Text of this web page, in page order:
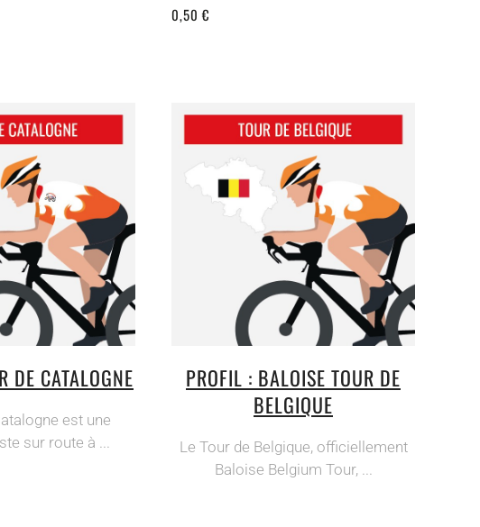
0,50 €
DE CATALOGNE
est une
sur route à ...
PROFIL : BALOISE TOUR DE
BELGIQUE
Le Tour de Belgique, officiellement
Baloise Belgium Tour, ...